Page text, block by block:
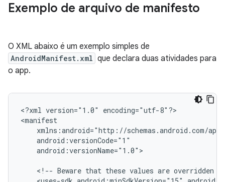
Exemplo de arquivo de manifesto
O XML abaixo é um exemplo simples de
AndroidManifest.xml que declara duas atividades para
o app.
<?xml version="1.0"
encoding="utf-8"?>
android:versionName="1.0">
<!-- Beware that these values are overridden